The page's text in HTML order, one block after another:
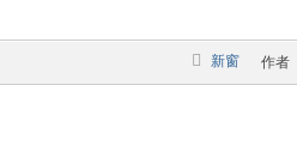
新窗 作者